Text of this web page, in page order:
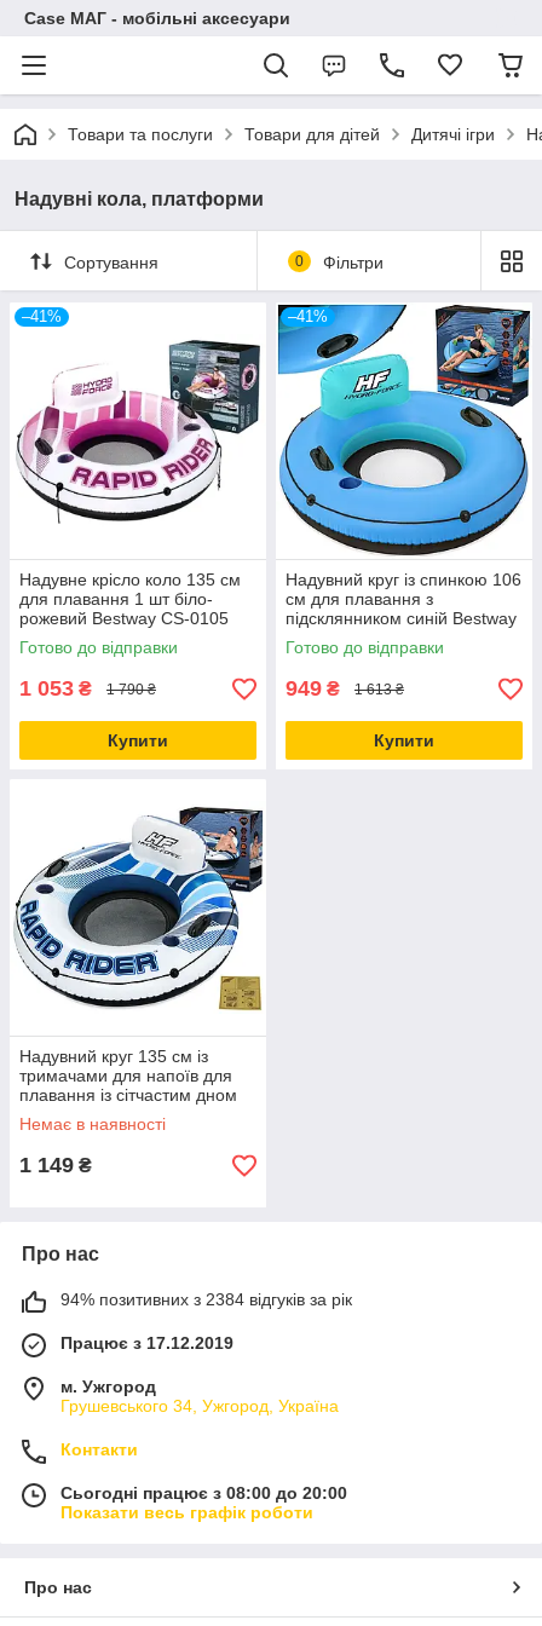
Case МАГ - мобільні аксесуари
Товари та послуги Товари для дітей Дитячі ігри
Надувні кола, платформи
Сортування 0 Фільтри
–41%
Надувне крісло коло 135 см
для плавання 1 шт біло-
рожевий Bestway CS-0105
Готово до відправки
1 053 ₴ 1 790 ₴
Купити
–41%
Надувний круг із спинкою 106
см для плавання з
підсклянником синій Bestway
CS-0109
Готово до відправки
949 ₴ 1 613 ₴
Купити
Надувний круг 135 см із
тримачами для напоїв для
плавання із сітчастим дном
синій Bestway СS-0108
Немає в наявності
1 149 ₴
Про нас
94% позитивних з 2384 відгуків за рік
Працює з 17.12.2019
м. Ужгород
Грушевського 34, Ужгород, Україна
Контакти
Сьогодні працює з 08:00 до 20:00
Показати весь графік роботи
Про нас